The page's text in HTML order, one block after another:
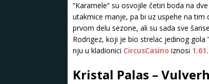
”Karamele” su osvojile četiri boda na
utakmice manje, pa bi uz uspehe na tim
prvom delu sezone, ali su sada sve
Rodrigez, koji je bio strelac jedinog gola
nju u kladionici CircusCasino iznosi 1.61.
Kristal Palas –